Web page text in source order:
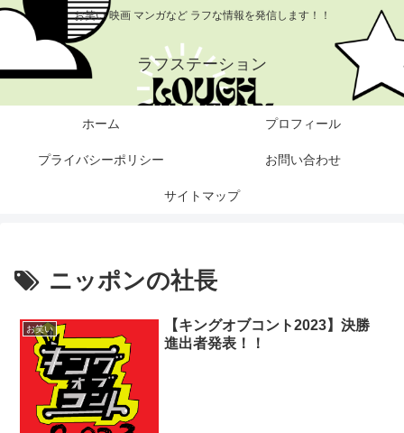
お笑い 映画 マンガなど ラフな情報を発信します！！
ラフステーション
ホーム プロフィール
プライバシーポリシー お問い合わせ
サイトマップ
ニッポンの社長
お笑い
【キングオブコント2023】決勝
進出者発表！！